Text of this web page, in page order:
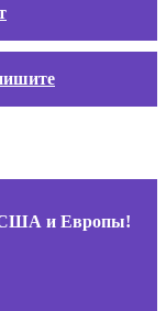
США и Европы!